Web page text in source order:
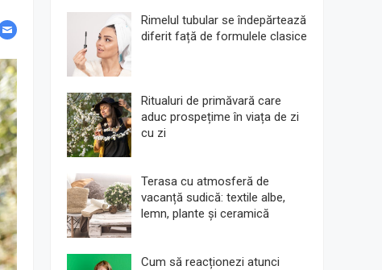
Rimelul tubular se îndepărtează
diferit față de formulele clasice
Ritualuri de primăvară care
aduc prospețime în viața de zi
cu zi
Terasa cu atmosferă de
vacanță sudică: textile albe,
lemn, plante și ceramică
Cum să reacționezi atunci